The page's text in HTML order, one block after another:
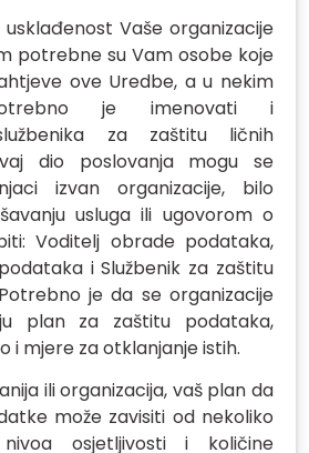
Vaše organizacije
potrebne su Vam osobe koje
ove Uredbe, a u nekim
je imenovati i
za zaštitu ličnih
dio poslovanja mogu se
izvan organizacije, bilo
usluga ili ugovorom o
Voditelj obrade podataka,
i Službenik za zaštitu
je da se organizacije
plan za zaštitu podataka,
i mjere za otklanjanje istih.
ili organizacija, vaš plan da
može zavisiti od nekoliko
osjetljivosti i količine